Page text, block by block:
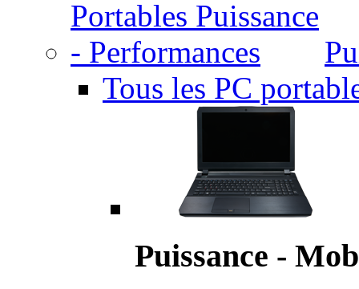
Tous les PC
Puissance -